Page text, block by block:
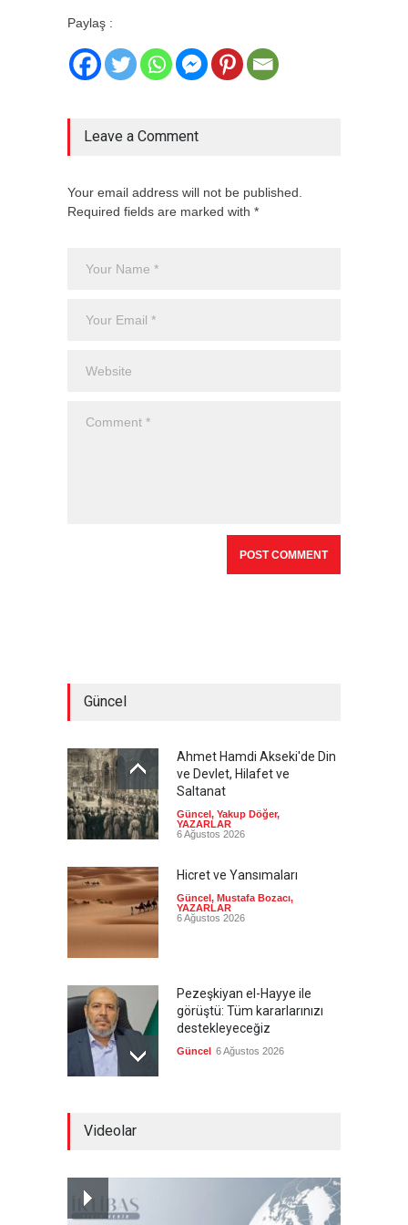
Paylaş :
Leave a Comment
Your email address will not be published.
Required fields are marked with *
Güncel
Ahmet Hamdi Akseki'de Din
ve Devlet, Hilafet ve
Saltanat
Güncel , Yakup Döğer,
YAZARLAR
6 Ağustos 2026
Hicret ve Yansımaları
Güncel , Mustafa Bozacı,
YAZARLAR
6 Ağustos 2026
Pezeşkiyan el-Hayye ile
görüştü: Tüm kararlarınızı
destekleyeceğiz
Güncel 6 Ağustos 2026
Videolar